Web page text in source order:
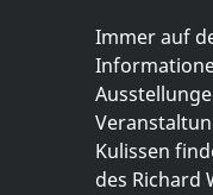
Immer auf
Kulissen
des Richard